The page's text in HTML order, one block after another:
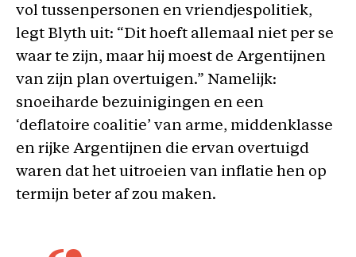
vol tussenpersonen en vriendjespolitiek,
legt Blyth uit: “Dit hoeft allemaal niet per se
waar te zijn, maar hij moest de Argentijnen
van zijn plan overtuigen.” Namelijk:
snoeiharde bezuinigingen en een
‘deflatoire coalitie’ van arme, middenklasse
en rijke Argentijnen die ervan overtuigd
waren dat het uitroeien van inflatie hen op
termijn beter af zou maken.